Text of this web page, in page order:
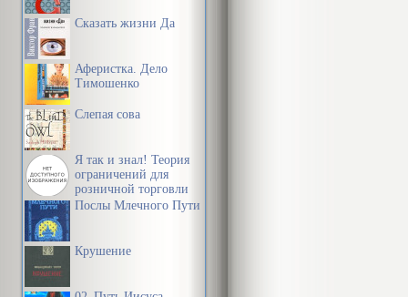
Сказать жизни Да
Аферистка. Дело
Тимошенко
Слепая сова
Я так и знал! Теория
ограничений для
розничной торговли
Послы Млечного Пути
Крушение